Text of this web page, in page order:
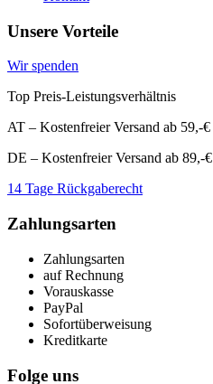
Unsere Vorteile
Wir spenden
Top Preis-Leistungsverhältnis
AT – Kostenfreier Versand ab 59,-€
DE – Kostenfreier Versand ab 89,-€
14 Tage Rückgaberecht
Zahlungsarten
Zahlungsarten
auf Rechnung
Vorauskasse
PayPal
Sofortüberweisung
Kreditkarte
Folge uns